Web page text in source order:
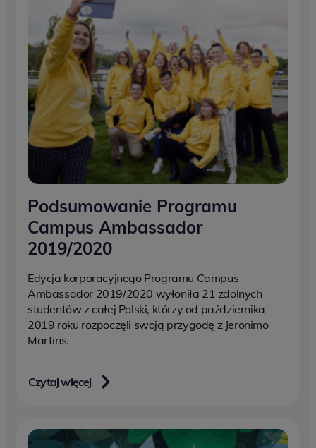
Podsumowanie Programu
Campus Ambassador
2019/2020
Edycja korporacyjnego Programu Campus
Ambassador 2019/2020 wyłoniła 21 zdolnych
studentów z całej Polski, którzy od października
2019 roku rozpoczęli swoją przygodę z Jeronimo
Martins.
Czytaj więcej